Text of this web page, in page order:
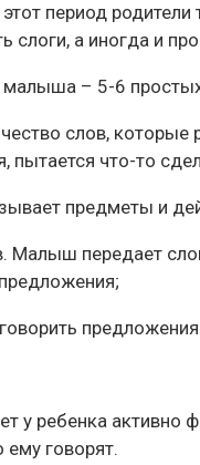
период
слоги, а иногда и
малыша – 5-6
слов, которые
пытается что-то
предметы и
Малыш передает
у ребенка активно
ему говорят.